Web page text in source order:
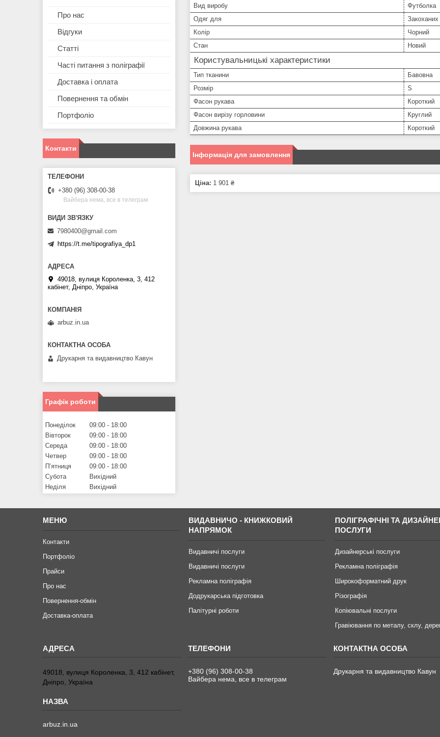
Вид виробу
Футболка
Одяг для
Закоханих
Колір
Чорний
Стан
Новий
Користувальницькі характеристики
Тип тканини
Бавовна
Розмір
S
Фасон рукава
Короткий
Фасон вирізу горловини
Круглий
Довжина рукава
Короткий
Інформація для замовлення
Ціна: 1 901 ₴
Про нас
Відгуки
Статті
Часті питання з поліграфії
Доставка і оплата
Повернення та обмін
Портфоліо
Контакти
+380 (96) 308-00-38
Вайбера нема, все в телеграм
7980400@gmail.com
https://t.me/tipografiya_dp1
49018, вулиця Короленка, 3, 412
кабінет, Дніпро, Україна
arbuz.in.ua
Друкарня та видавництво Кавун
Графік роботи
Понеділок 09:00
18:00
Вівторок
09:00
18:00
Середа
09:00
18:00
Четвер
09:00
18:00
Пʼятниця
09:00
18:00
Субота
Вихідний
Неділя
Вихідний
МЕНЮ
Контакти
Портфоліо
Прайси
Про нас
Повернення-обмін
Доставка-оплата
ВИДАВНИЧО - КНИЖКОВИЙ
НАПРЯМОК
Видавничі послуги
Видавничі послуги
Рекламна поліграфія
Додрукарська підготовка
Палітурні роботи
ПОЛІГРАФІЧНІ ТА
ПОСЛУГИ
Дизайнерські послуги
Рекламна поліграфія
Широкоформатний друк
Різографія
Копіювальні послуги
Гравіювання по металу, склу,
49018, вулиця Короленка, 3, 412 кабінет,
Дніпро, Україна
arbuz.in.ua
+380 (96) 308-00-38
Вайбера нема, все в телеграм
Друкарня та видавництво Кавун